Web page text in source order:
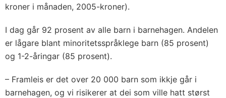
kroner i månaden, 2005-kroner).
I dag går 92 prosent av alle barn i barnehagen. Andelen
er lågare blant minoritetsspråklege barn (85 prosent)
og 1-2-åringar (85 prosent).
– Framleis er det over 20 000 barn som ikkje går i
barnehagen, og vi risikerer at dei som ville hatt størst